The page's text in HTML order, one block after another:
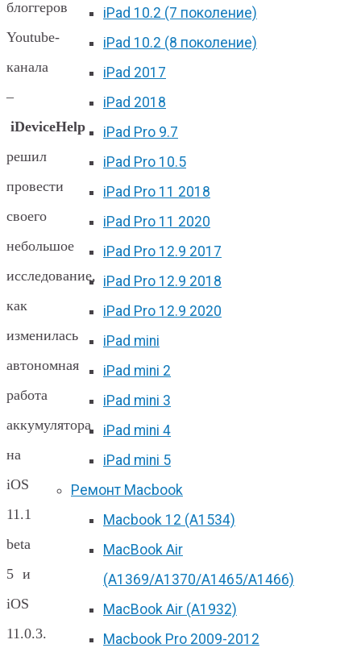
iPad 10.2 (7 поколение)
iPad 10.2 (8 поколение)
iPad 2017
iPad 2018
iPad Pro 9.7
iPad Pro 10.5
iPad Pro 11 2018
iPad Pro 11 2020
iPad Pro 12.9 2017
iPad Pro 12.9 2018
iPad Pro 12.9 2020
iPad mini
iPad mini 2
iPad mini 3
iPad mini 4
iPad mini 5
Ремонт Macbook
Macbook 12 (А1534)
MacBook Air
(A1369/A1370/A1465/A1466)
MacBook Air (A1932)
Macbook Pro 2009-2012
блоггеров
Youtube-
канала
–
iDeviceHelp
решил
провести
своего
небольшое
исследование,
как
изменилась
автономная
работа
аккумулятора
на
iOS
11.1
beta
5 и
iOS
11.0.3.